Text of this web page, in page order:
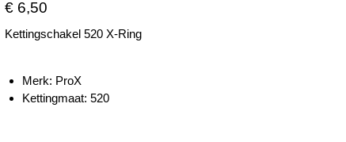
€ 6,50
Kettingschakel 520 X-Ring
Merk: ProX
Kettingmaat: 520